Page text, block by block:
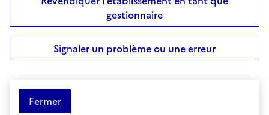
gestionnaire
Signaler un problème ou une erreur
Fermer